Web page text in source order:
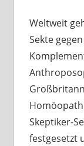
Weltweit
Sekte
Skeptiker-
festgesetzt